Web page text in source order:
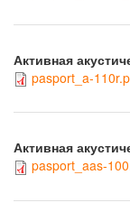
Активная
pasport_a-
Активная
pasport_aas-